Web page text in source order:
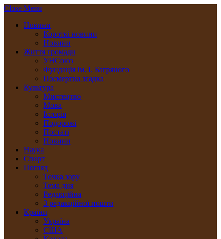
Close Menu
Новини
Короткі новини
Новини
Життя громади
УНСоюз
Фундація ім. І. Багряного
Посмертна згадка
Культура
Мистецтво
Мова
Історія
Подорожі
Постаті
Новини
Наука
Спорт
Погляд
Точка зору
Тема дня
Редакційна
З редакційної пошти
Країни
Україна
США